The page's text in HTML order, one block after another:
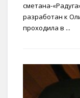
сметана-
разработан к
проходила в ...